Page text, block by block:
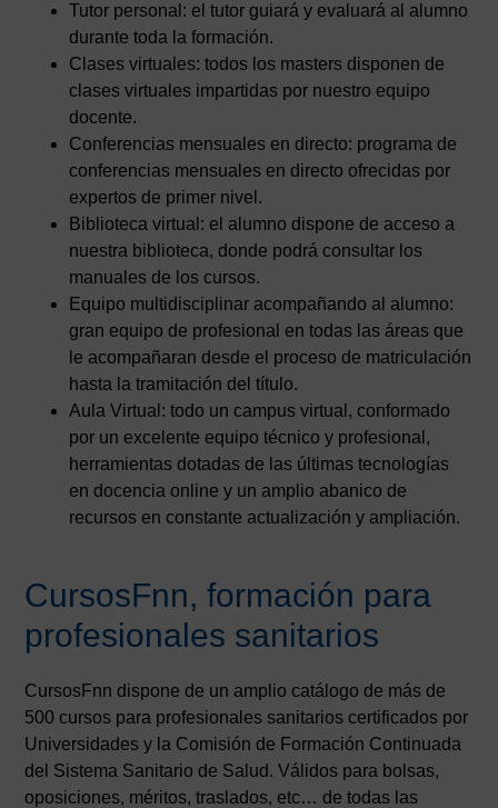
Tutor personal: el tutor guiará y evaluará al alumno
durante toda la formación.
Clases virtuales: todos los masters disponen de
clases virtuales impartidas por nuestro equipo
docente.
Conferencias mensuales en directo: programa de
conferencias mensuales en directo ofrecidas por
expertos de primer nivel.
Biblioteca virtual: el alumno dispone de acceso a
nuestra biblioteca, donde podrá consultar los
manuales de los cursos.
Equipo multidisciplinar acompañando al alumno:
gran equipo de profesional en todas las áreas que
le acompañaran desde el proceso de matriculación
hasta la tramitación del título.
Aula Virtual: todo un campus virtual, conformado
por un excelente equipo técnico y profesional,
herramientas dotadas de las últimas tecnologías
en docencia online y un amplio abanico de
recursos en constante actualización y ampliación.
CursosFnn, formación para
profesionales sanitarios
CursosFnn dispone de un amplio catálogo de más de
500 cursos para profesionales sanitarios certificados por
Universidades y la Comisión de Formación Continuada
del Sistema Sanitario de Salud. Válidos para bolsas,
oposiciones, méritos, traslados, etc… de todas las